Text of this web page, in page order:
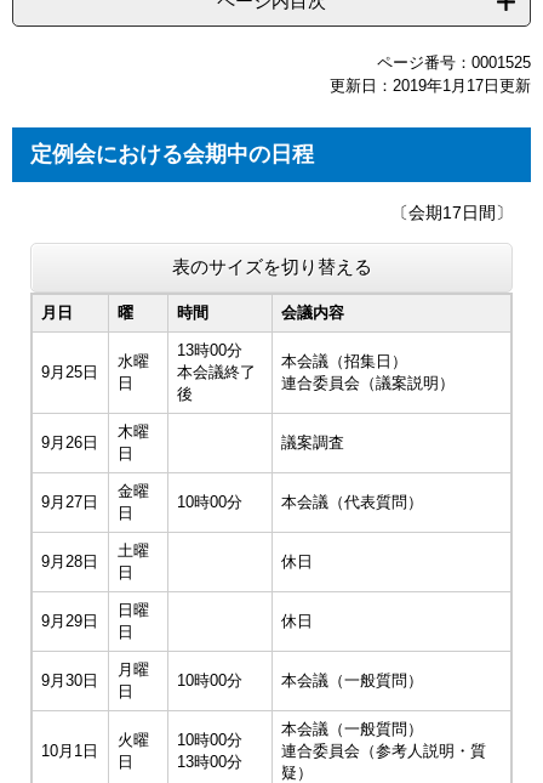
ページ番号：0001525
更新日：2019年1月17日更新
定例会における会期中の日程
〔会期17日間〕
表のサイズを切り替える
月日 曜 時間 会議内容
9月25日
水曜
日
13時00分
本会議終了
後
本会議（招集日）
連合委員会（議案説明）
9月26日
木曜
日
議案調査
9月27日
金曜
日
10時00分 本会議（代表質問）
9月28日
土曜
日
休日
9月29日
日曜
日
休日
9月30日
月曜
日
10時00分 本会議（一般質問）
10月1日
火曜
日
10時00分
13時00分
本会議（一般質問）
連合委員会（参考人説明・質
疑）